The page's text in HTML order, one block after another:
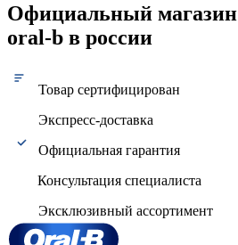
Официальный магазин
oral-b в россии
Товар сертифицирован
Экспресс-доставка
Официальная гарантия
Консультация специалиста
Эксклюзивный ассортимент